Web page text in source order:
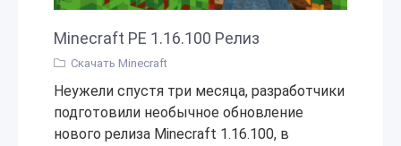
Minecraft PE 1.16.100 Релиз
Скачать Minecraft
Неужели спустя три месяца, разработчики
подготовили необычное обновление
нового релиза Minecraft 1.16.100, в